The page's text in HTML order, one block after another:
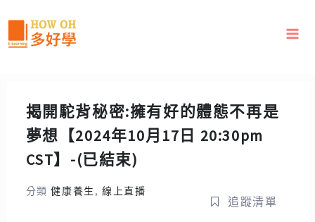
至
要
揭開駝背秘密:擁有好的體態不再是
夢想【2024年10月17日 20:30pm
CST】-(已結束)
分類健康養生 ,線上直播
追蹤清單